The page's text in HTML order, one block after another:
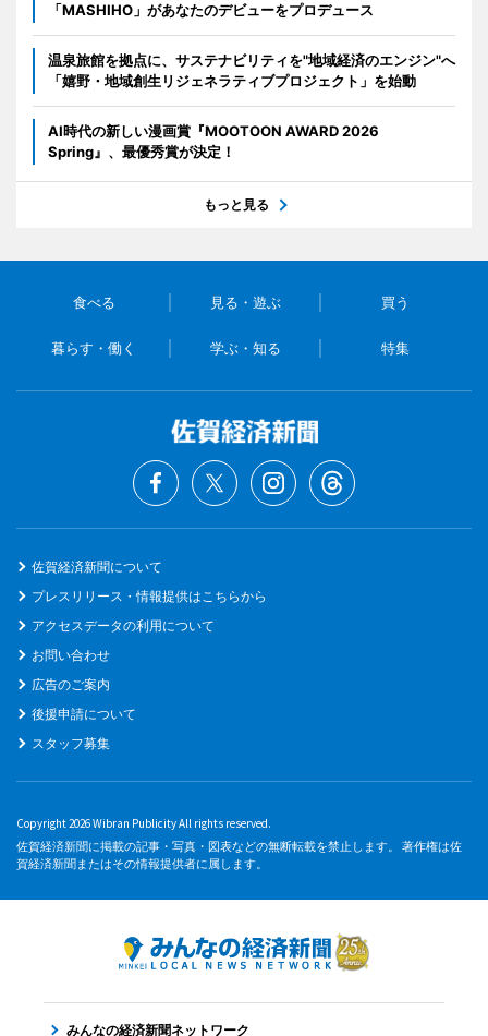
「MASHIHO」があなたのデビューをプロデュース
温泉旅館を拠点に、サステナビリティを"地域経済のエンジン"へ
「嬉野・地域創生リジェネラティブプロジェクト」を始動
AI時代の新しい漫画賞『MOOTOON AWARD 2026
Spring』、最優秀賞が決定！
もっと見る
食べる 見る・遊ぶ 買う
暮らす・働く 学ぶ・知る 特集
佐賀経済新聞について
プレスリリース・情報提供はこちらから
アクセスデータの利用について
お問い合わせ
広告のご案内
後援申請について
スタッフ募集
Copyright 2026 Wibran Publicity All rights reserved.
佐賀経済新聞に掲載の記事・写真・図表などの無断転載を禁止します。 著作権は佐
賀経済新聞またはその情報提供者に属します。
みんなの経済新聞ネットワーク